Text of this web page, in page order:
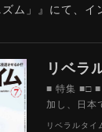
ム」』にて、イ
リベラ
■ 特集 ■□
加し、日本
リベラルタイ